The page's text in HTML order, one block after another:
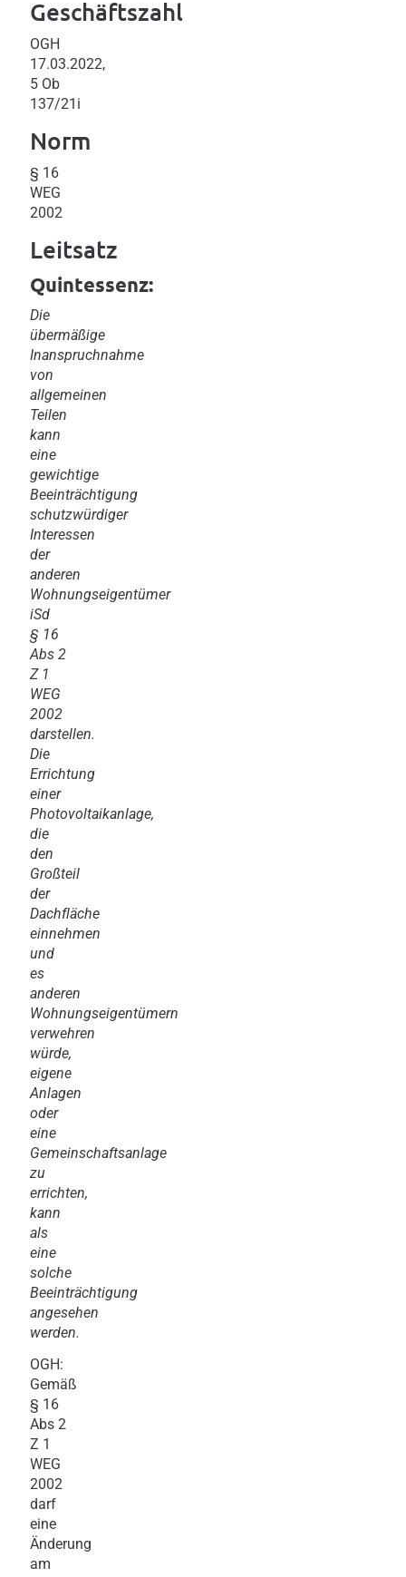
Geschäftszahl
OGH
17.03.2022,
5 Ob
137/21i
Norm
§ 16
WEG
2002
Leitsatz
Quintessenz:
Die
übermäßige
Inanspruchnahme
von
allgemeinen
Teilen
kann
eine
gewichtige
Beeinträchtigung
schutzwürdiger
Interessen
der
anderen
Wohnungseigentümer
iSd
§ 16
Abs 2
Z 1
WEG
2002
darstellen.
Die
Errichtung
einer
Photovoltaikanlage,
die
den
Großteil
der
Dachfläche
einnehmen
und
es
anderen
Wohnungseigentümern
verwehren
würde,
eigene
Anlagen
oder
eine
Gemeinschaftsanlage
zu
errichten,
kann
als
eine
solche
Beeinträchtigung
angesehen
werden.
OGH:
Gemäß
§ 16
Abs 2
Z 1
WEG
2002
darf
eine
Änderung
am